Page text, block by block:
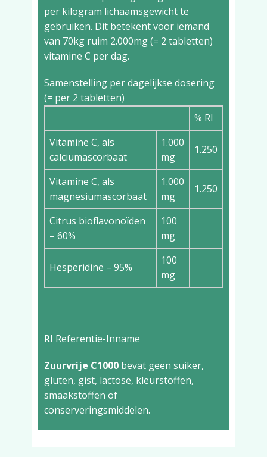
per kilogram lichaamsgewicht te
gebruiken. Dit betekent voor iemand
van 70kg ruim 2.000mg (= 2 tabletten)
vitamine C per dag.
Samenstelling per dagelijkse dosering
(= per 2 tabletten)
% RI
Vitamine C, als
calciumascorbaat
1.000
mg
1.250
Vitamine C, als
magnesiumascorbaat
1.000
mg
1.250
Citrus bioflavonoïden
– 60%
100
mg
Hesperidine – 95%
100
mg
RI Referentie-Inname
Zuurvrije C1000 bevat geen suiker,
gluten, gist, lactose, kleurstoffen,
smaakstoffen of
conserveringsmiddelen.